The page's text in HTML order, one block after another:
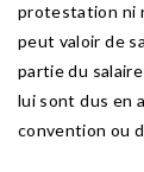
protestation ni
peut valoir de
partie du
lui sont dus en
convention ou